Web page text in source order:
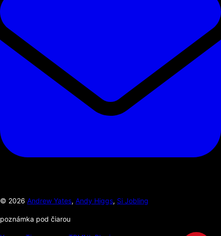
© 2026 Andrew Yates, Andy Higgs, Si Jobling
poznámka pod čiarou